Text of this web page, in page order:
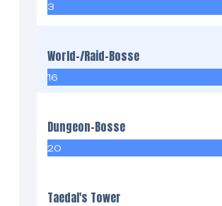
3
World-/Raid-Bosse
16
Dungeon-Bosse
20
Taedal's Tower